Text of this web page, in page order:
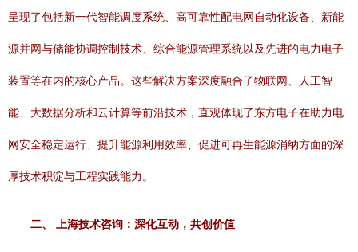
呈现了包括新一代智能调度系统、高可靠性配电网自动化设备、新能
源并网与储能协调控制技术、综合能源管理系统以及先进的电力电子
装置等在内的核心产品。这些解决方案深度融合了物联网、人工智
能、大数据分析和云计算等前沿技术，直观体现了东方电子在助力电
网安全稳定运行、提升能源利用效率、促进可再生能源消纳方面的深
厚技术积淀与工程实践能力。
二、 上海技术咨询：深化互动，共创价值